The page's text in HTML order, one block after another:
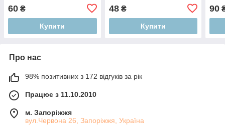
60 ₴
Купити
48₴
Купити
90
Про нас
98% позитивних з 172 відгуків за рік
Працює з 11.10.2010
м. Запоріжжя
вул.Червона 26, Запоріжжя, Україна